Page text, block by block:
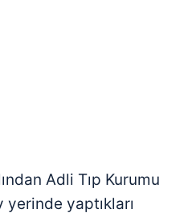
Adli Tıp Kurumu
yerinde yaptıkları